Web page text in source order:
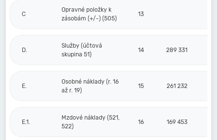
C
Opravné položky k
zásobám (+/-) (505)
13
D.
Služby (účtová
skupina 51)
14 289 331
E.
Osobné náklady (r. 16
až r. 19)
15 261 232
E.1.
Mzdové náklady (521,
522)
16 169 453